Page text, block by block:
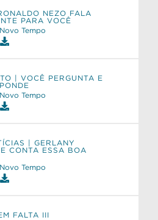
NEZO FALA
PARA VOCÊ
Tempo
| VOCÊ PERGUNTA E
Tempo
| GERLANY
CONTA ESSA BOA
Tempo
FALTA III